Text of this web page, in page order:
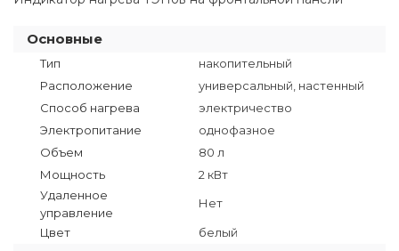
Основные
Тип
накопительный
Расположение
универсальный, настенный
Способ нагрева
электричество
Электропитание
однофазное
Объем
80 л
Мощность
2 кВт
Удаленное
управление
Нет
Цвет белый